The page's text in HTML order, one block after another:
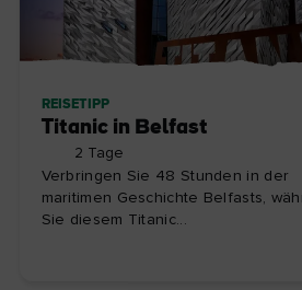
REISETIPP
Titanic in Belfast
2 Tage
Verbringen Sie 48 Stunden in der
maritimen Geschichte Belfasts,
Sie diesem Titanic...